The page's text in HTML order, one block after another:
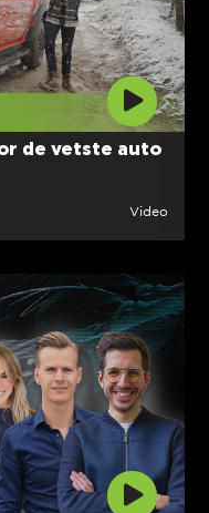
de vetste auto
Video